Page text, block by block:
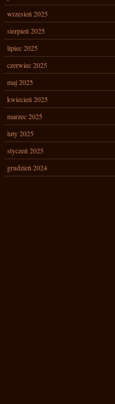
wrzesień 2025
sierpień 2025
lipiec 2025
czerwiec 2025
maj 2025
kwiecień 2025
marzec 2025
luty 2025
styczeń 2025
grudzień 2024